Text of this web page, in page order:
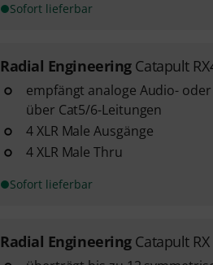
Sofort lieferbar
Radial Engineering Catapult
empfängt analoge Audio- oder
über Cat5/6-Leitungen
4 XLR Male Ausgänge
4 XLR Male Thru
Sofort lieferbar
Radial Engineering Catapult RX